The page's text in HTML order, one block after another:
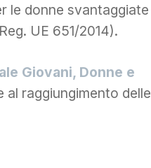
le donne svantaggiate
UE 651/2014).
Giovani, Donne e
al raggiungimento delle